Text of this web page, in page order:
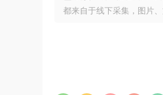
都来自于线下采集，图片